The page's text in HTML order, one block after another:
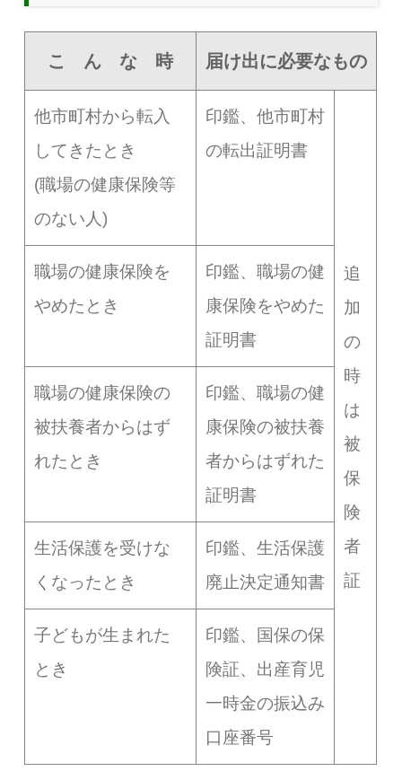
こ ん な 時 届け出に必要なもの
他市町村から転入
してきたとき
(職場の健康保険等
のない人)
印鑑、他市町村
の転出証明書
追
加
の
時
は
被
保
険
者
証
職場の健康保険を
やめたとき
印鑑、職場の健
康保険をやめた
証明書
職場の健康保険の
被扶養者からはず
れたとき
印鑑、職場の健
康保険の被扶養
者からはずれた
証明書
生活保護を受けな
くなったとき
印鑑、生活保護
廃止決定通知書
子どもが生まれた
とき
印鑑、国保の保
険証、出産育児
一時金の振込み
口座番号